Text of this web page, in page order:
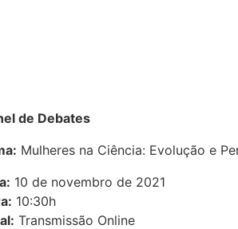
de Debates
Mulheres na Ciência: Evolução e
10 de novembro de 2021
10:30h
Transmissão Online